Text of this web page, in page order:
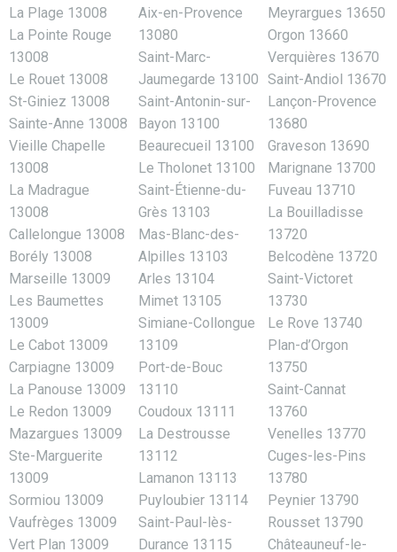
La Plage 13008
La Pointe Rouge
13008
Le Rouet 13008
St-Giniez 13008
Sainte-Anne 13008
Vieille Chapelle
13008
La Madrague
13008
Callelongue 13008
Borély 13008
Marseille 13009
Les Baumettes
13009
Le Cabot 13009
Carpiagne 13009
La Panouse 13009
Le Redon 13009
Mazargues 13009
Ste-Marguerite
13009
Sormiou 13009
Vaufrèges 13009
Vert Plan 13009
Aix-en-Provence
13080
Saint-Marc-
Jaumegarde 13100
Saint-Antonin-sur-
Bayon 13100
Beaurecueil 13100
Le Tholonet 13100
Saint-Étienne-du-
Grès 13103
Mas-Blanc-des-
Alpilles 13103
Arles 13104
Mimet 13105
Simiane-Collongue
13109
Port-de-Bouc
13110
Coudoux 13111
La Destrousse
13112
Lamanon 13113
Puyloubier 13114
Saint-Paul-lès-
Durance 13115
Meyrargues 13650
Orgon 13660
Verquières 13670
Saint-Andiol 13670
Lançon-Provence
13680
Graveson 13690
Marignane 13700
Fuveau 13710
La Bouilladisse
13720
Belcodène 13720
Saint-Victoret
13730
Le Rove 13740
Plan-d’Orgon
13750
Saint-Cannat
13760
Venelles 13770
Cuges-les-Pins
13780
Peynier 13790
Rousset 13790
Châteauneuf-le-